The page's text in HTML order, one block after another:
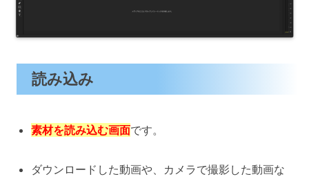
読み込み
素材を読み込む画面です。
ダウンロードした動画や、カメラで撮影した動画な